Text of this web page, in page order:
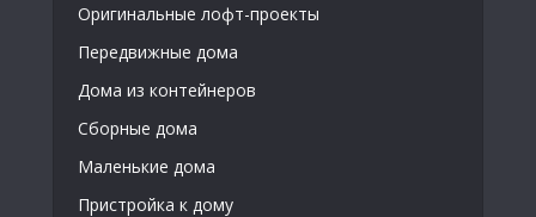
Оригинальные лофт-проекты
Передвижные дома
Дома из контейнеров
Сборные дома
Маленькие дома
Пристройка к дому